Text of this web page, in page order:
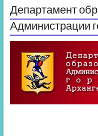
Департамент
Администрации